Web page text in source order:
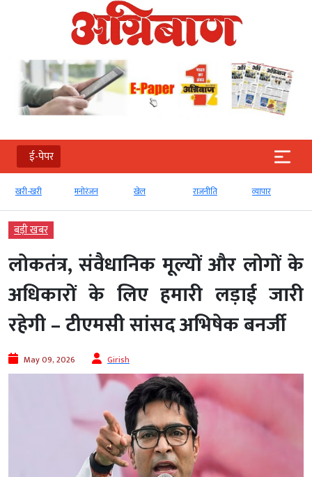
ई-पेपर
खरी-खरी मनोरंजन खेल राजनीति व्‍यापार
बड़ी खबर
लोकतंत्र, संवैधानिक मूल्यों और लोगों के
अधिकारों के लिए हमारी लड़ाई जारी
रहेगी – टीएमसी सांसद अभिषेक बनर्जी
May 09, 2026 Girish